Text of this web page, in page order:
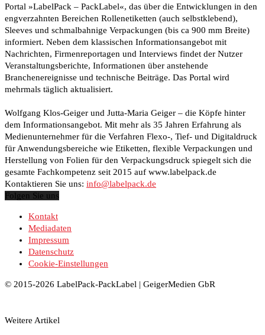
Portal »LabelPack – PackLabel«, das über die Entwicklungen in den
engverzahnten Bereichen Rollenetiketten (auch selbstklebend),
Sleeves und schmalbahnige Verpackungen (bis ca 900 mm Breite)
informiert. Neben dem klassischen Informationsangebot mit
Nachrichten, Firmenreportagen und Interviews findet der Nutzer
Veranstaltungsberichte, Informationen über anstehende
Branchenereignisse und technische Beiträge. Das Portal wird
mehrmals täglich aktualisiert.
Wolfgang Klos-Geiger und Jutta-Maria Geiger – die Köpfe hinter
dem Informationsangebot. Mit mehr als 35 Jahren Erfahrung als
Medienunternehmer für die Verfahren Flexo-, Tief- und Digitaldruck
für Anwendungsbereiche wie Etiketten, flexible Verpackungen und
Herstellung von Folien für den Verpackungsdruck spiegelt sich die
gesamte Fachkompetenz seit 2015 auf www.labelpack.de
Kontaktieren Sie uns: info@labelpack.de
Folgen Sie uns
Kontakt
Mediadaten
Impressum
Datenschutz
Cookie-Einstellungen
© 2015-2026 LabelPack-PackLabel | GeigerMedien GbR
Weitere Artikel